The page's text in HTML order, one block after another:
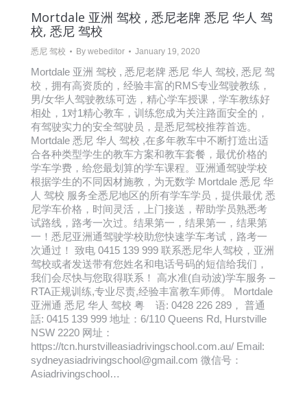
Mortdale 亚洲 驾校 , 悉尼老牌 悉尼 华人 驾
校, 悉尼 驾校
悉尼 驾校 By webeditor January 19, 2020
Mortdale 亚洲 驾校 , 悉尼老牌 悉尼 华人 驾校, 悉尼 驾
校，拥有高资质的，经验丰富的RMS专业驾驶教练，
男/女华人驾驶教练可选，精心学车授课，学车教练好
相处，1对1精心教车，训练您成为关注路面安全的，
有驾驶实力的安全驾驶员，是悉尼驾校推荐首选。
Mortdale 悉尼 华人 驾校 ,在多年教车中不断打造出适
合各种类型学生的教车方案和教车套餐，最优价格的
学车学费，给您最划算的学车课程。亚洲通驾驶学校
根据学生的不同因材施教，为无数学 Mortdale 悉尼 华
人 驾校 服务全悉尼地区的所有学车学员，提供最优 悉
尼学车价格，时间灵活，上门接送，帮助学员熟悉考
试路线，路考一次过。结果第一，结果第一，结果第
一！悉尼亚洲通驾驶学校助您快速学车考试，路考一
次通过！ 致电 0415 139 999 联系悉尼华人驾校，亚洲
驾校或者发送带有您姓名和电话号码的短信给我们，
我们会尽快与您取得联系！ 高水准(自动波)学车服务 –
RTA正规训练,专业尽责,经验丰富教车师傅。 Mortdale
亚洲通 悉尼 华人 驾校 粤 语: 0428 226 289， 普通
話: 0415 139 999 地址：6/110 Queens Rd, Hurstville
NSW 2220 网址：
https://tcn.hurstvilleasiadrivingschool.com.au/ Email:
sydneyasiadrivingschool@gmail.com 微信号：
Asiadrivingschool…